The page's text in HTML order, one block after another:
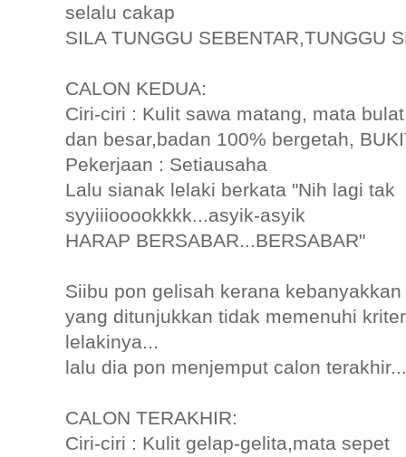
selalu cakap
SILA TUNGGU SEBENTAR,TUNGGU
CALON KEDUA:
Ciri-ciri : Kulit sawa matang, mata bulat
dan besar,badan 100% bergetah,
Pekerjaan : Setiausaha
Lalu sianak lelaki berkata "Nih lagi tak
syyiiiooookkkk...asyik-asyik
HARAP BERSABAR...BERSABAR"
Siibu pon gelisah kerana
yang ditunjukkan tidak memenuhi
lelakinya...
lalu dia pon menjemput calon
CALON TERAKHIR:
Ciri-ciri : Kulit gelap-gelita,mata sepet